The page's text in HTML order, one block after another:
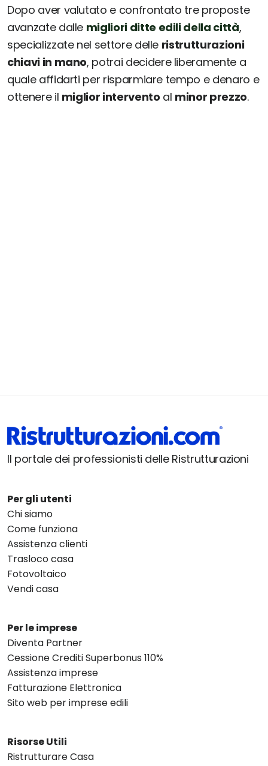
Dopo aver valutato e confrontato tre proposte
avanzate dalle migliori ditte edili della città,
specializzate nel settore delle ristrutturazioni
chiavi in mano, potrai decidere liberamente a
quale affidarti per risparmiare tempo e denaro e
ottenere il miglior intervento al minor prezzo.
Il portale dei professionisti delle Ristrutturazioni
Per gli utenti
Chi siamo
Come funziona
Assistenza clienti
Trasloco casa
Fotovoltaico
Vendi casa
Per le imprese
Diventa Partner
Cessione Crediti Superbonus 110%
Assistenza imprese
Fatturazione Elettronica
Sito web per imprese edili
Risorse Utili
Ristrutturare Casa